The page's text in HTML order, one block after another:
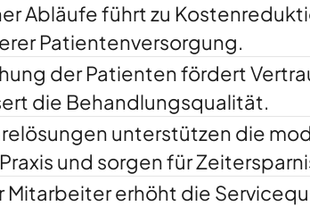
Abläufe führt zu
Patientenversorgung.
der Patienten fördert
die Behandlungsqualität.
unterstützen die
und sorgen für
Mitarbeiter erhöht die